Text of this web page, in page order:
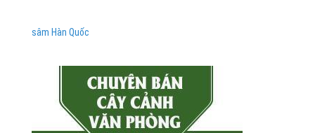
sâm Hàn Quốc